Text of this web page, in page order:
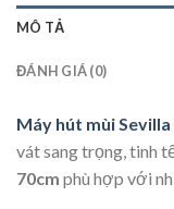
MÔ TẢ
ĐÁNH GIÁ (0)
Máy hút mùi Sevilla
vát sang trọng, tinh
70cm phù hợp với